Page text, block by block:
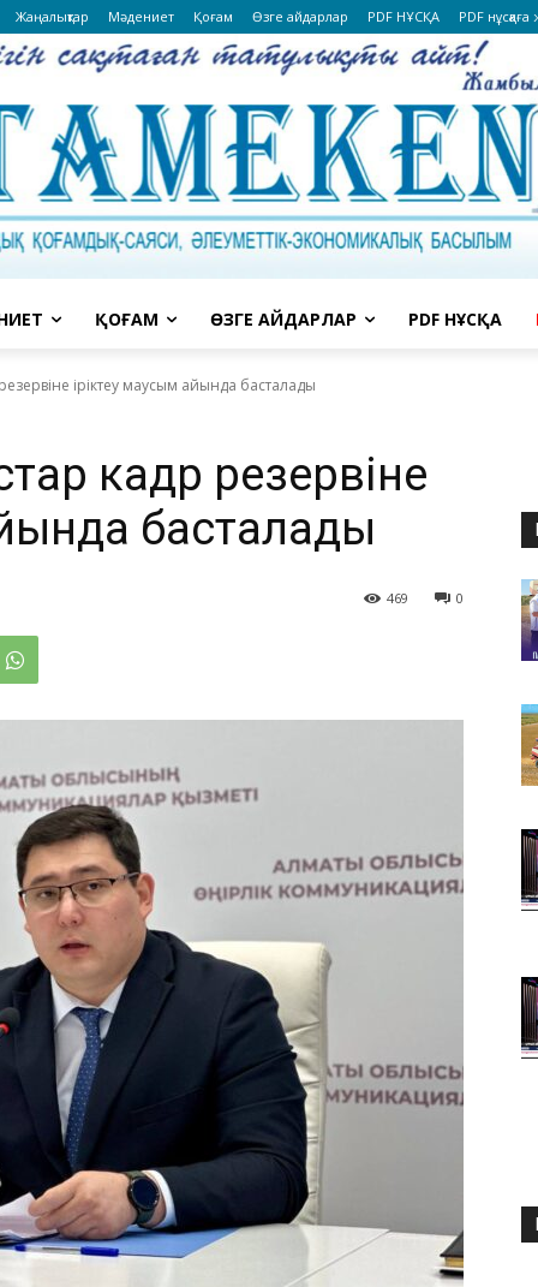
Жаңалықтар Мәдениет Қоғам Өзге айдарлар PDF НҰСҚА PDF
ҚОҒАМ ӨЗГЕ АЙДАРЛАР PDF НҰСҚА
іріктеу маусым айында басталады
кадр резервіне
басталады
0
469